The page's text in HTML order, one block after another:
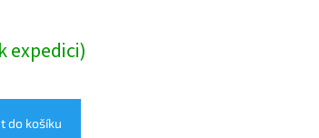
expedici)
do košíku